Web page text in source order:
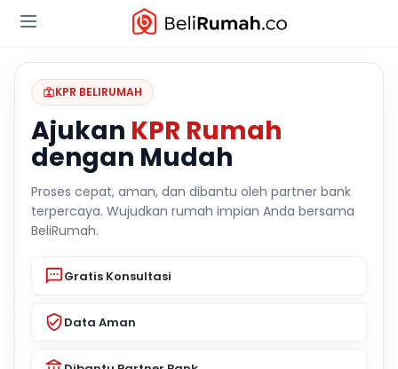
KPR BELIRUMAH
Ajukan KPR Rumah
dengan Mudah
Proses cepat, aman, dan dibantu oleh partner bank
terpercaya. Wujudkan rumah impian Anda bersama
BeliRumah.
Gratis Konsultasi
Data Aman